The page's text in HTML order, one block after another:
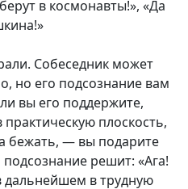
в космонавты!», «Да
Собеседник может
но его подсознание вам
вы его поддержите,
плоскость,
бежать, — вы подарите
решит: «Ага!
дальнейшем в трудную